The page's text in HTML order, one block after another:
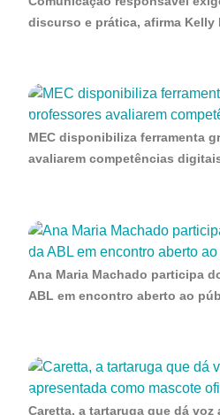
discurso e prática, afirma Kelly
MEC disponibiliza ferramenta
avaliarem competências
Ana Maria Machado participa
ABL em encontro aberto ao
Caretta, a tartaruga que dá voz